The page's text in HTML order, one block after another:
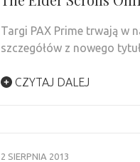
Targi PAX Prime trwają w
szczegółów z nowego
CZYTAJ DALEJ
2 SIERPNIA 2013